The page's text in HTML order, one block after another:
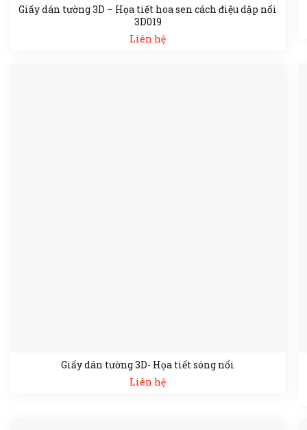
Giấy dán tường 3D – Họa tiết hoa sen cách điệu dập nổi
3D019
Liên hệ
Giấy dán tường 3D- Họa tiết sóng nổi
Liên hệ